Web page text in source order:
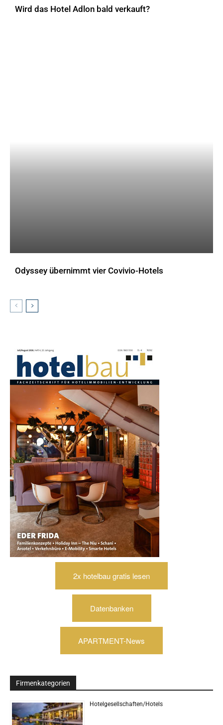
Wird das Hotel Adlon bald verkauft?
Odyssey übernimmt vier Covivio-Hotels
2x hotelbau gratis lesen
Datenbanken
APARTMENT-News
Firmenkategorien
Hotelgesellschaften/Hotels